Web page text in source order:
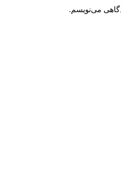
می‌نویسم.